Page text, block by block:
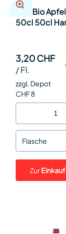
Fritz Bio
50cl 50cl
3,20 CHF
/Fl.
zzgl. Depot
CHF 8
Flasche
Zur